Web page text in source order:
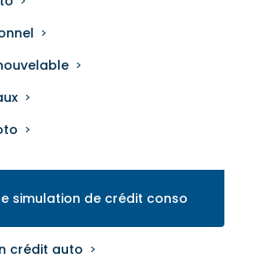
simulation de crédit conso
crédit auto